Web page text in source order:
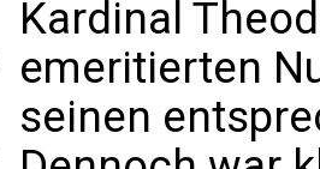
Kardinal
emeritierten
seinen